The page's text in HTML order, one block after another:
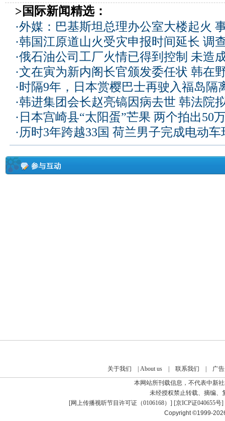
>国际新闻精选：
·外媒：巴基斯坦总理办公室大楼起火
·韩国江原道山火受灾申报时间延长 调
·俄石油公司工厂火情已得到控制 未造
·文在寅为新内阁长官颁发委任状 韩在
·时隔9年，日本赏樱巴士再驶入福岛隔
·韩进集团会长赵亮镐因病去世 韩法院
· 日本宫崎县“太阳蛋”芒果 两个拍出50
·历时3年跨越33国 荷兰男子完成电动车
关于我们 About us| 联系我们
广
本网站所刊载信息，不代表中新
未经授权禁止转载、摘编、
[网上传播视听节目许可证（0106168） ] [京ICP证040655号]
Copyright ©1999-